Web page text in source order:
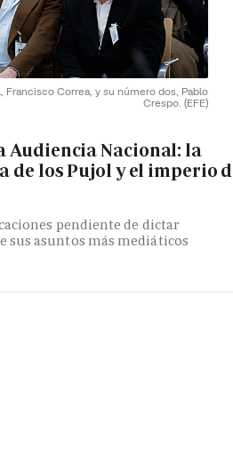
Francisco Correa, y su número dos, Pablo
Crespo. (EFE)
Audiencia Nacional: la
de los Pujol y el imperio
pendiente de dictar
sus asuntos más mediáticos